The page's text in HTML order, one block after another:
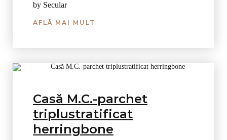
by Secular
AFLĂ MAI MULT
Casă M.C.-parchet
triplustratificat
herringbone